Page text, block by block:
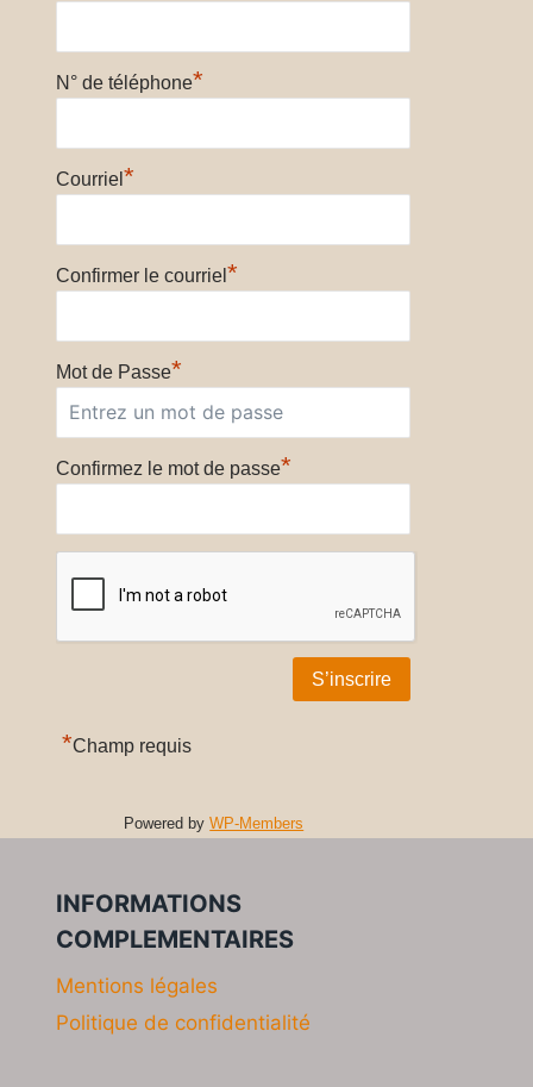
N° de téléphone*
Courriel *
Confirmer le courriel *
Mot de Passe*
Confirmez le mot de passe*
*Champ requis
Powered byWP-Members
INFORMATIONS
COMPLEMENTAIRES
Mentions légales
Politique de confidentialité